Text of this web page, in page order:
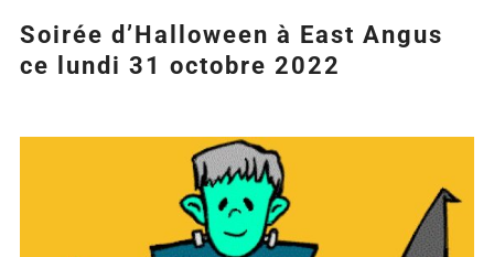
Soirée d’Halloween à East Angus
ce lundi 31 octobre 2022